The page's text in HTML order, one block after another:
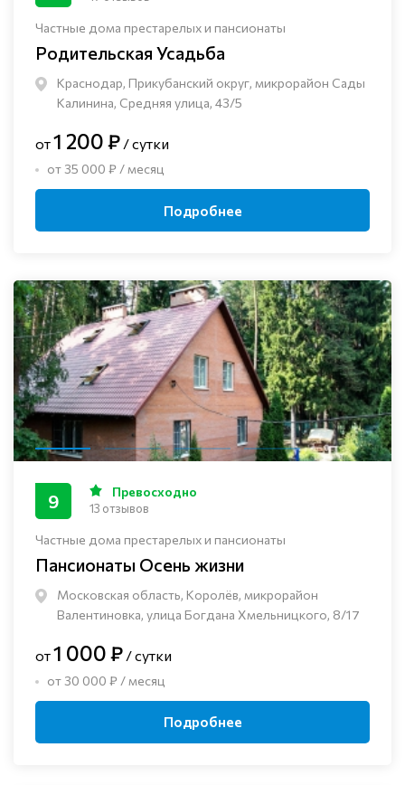
Частные дома престарелых и пансионаты
Родительская Усадьба
Краснодар, Прикубанский округ, микрорайон Сады
Калинина, Средняя улица, 43/5
от1 200 ₽ / сутки
от 35 000 ₽ / месяц
Подробнее
Частные дома престарелых и пансионаты
Пансионаты Осень жизни
Московская область, Королёв, микрорайон
Валентиновка, улица Богдана Хмельницкого, 8/17
9 Превосходно
13 отзывов
от1 000 ₽ / сутки
от 30 000 ₽ / месяц
Подробнее